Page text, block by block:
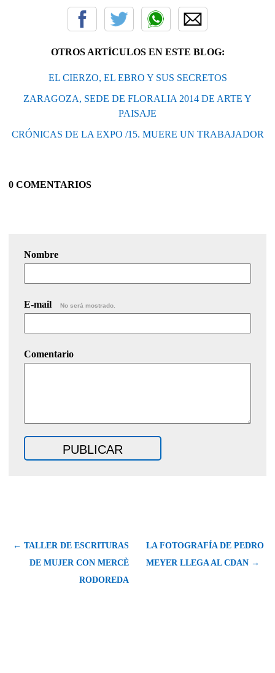
OTROS ARTÍCULOS EN ESTE BLOG:
EL CIERZO, EL EBRO Y SUS SECRETOS
ZARAGOZA, SEDE DE FLORALIA 2014 DE ARTE Y
PAISAJE
CRÓNICAS DE LA EXPO /15. MUERE UN TRABAJADOR
0 COMENTARIOS
Nombre
E-mail No será mostrado.
Comentario
← TALLER DE ESCRITURAS
DE MUJER CON MERCÈ
RODOREDA
LA FOTOGRAFÍA DE PEDRO
MEYER LLEGA AL CDAN →